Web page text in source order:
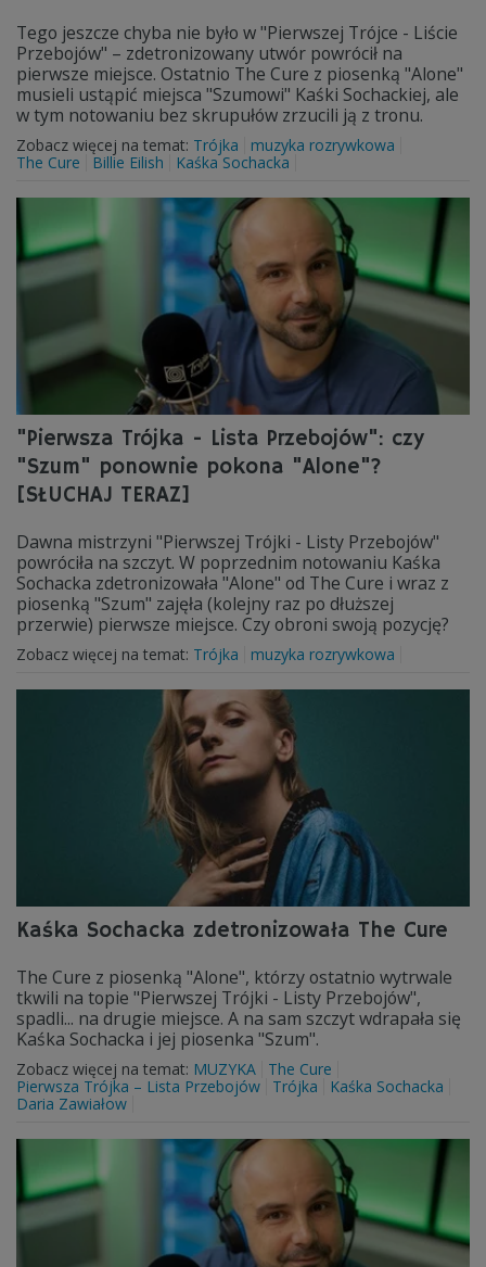
Tego jeszcze chyba nie było w "Pierwszej Trójce - Liście
Przebojów" – zdetronizowany utwór powrócił na
pierwsze miejsce. Ostatnio The Cure z piosenką "Alone"
musieli ustąpić miejsca "Szumowi" Kaśki Sochackiej, ale
w tym notowaniu bez skrupułów zrzucili ją z tronu.
Zobacz więcej na temat: Trójka
muzyka rozrywkowa
The Cure
Billie Eilish Kaśka Sochacka
"Pierwsza Trójka - Lista Przebojów": czy
"Szum" ponownie pokona "Alone"?
[SŁUCHAJ TERAZ]
Dawna mistrzyni "Pierwszej Trójki - Listy Przebojów"
powróciła na szczyt. W poprzednim notowaniu Kaśka
Sochacka zdetronizowała "Alone" od The Cure i wraz z
piosenką "Szum" zajęła (kolejny raz po dłuższej
przerwie) pierwsze miejsce. Czy obroni swoją pozycję?
Zobacz więcej na temat: Trójka muzyka rozrywkowa
Kaśka Sochacka zdetronizowała The Cure
The Cure z piosenką "Alone", którzy ostatnio wytrwale
tkwili na topie "Pierwszej Trójki - Listy Przebojów",
spadli... na drugie miejsce. A na sam szczyt wdrapała się
Kaśka Sochacka i jej piosenka "Szum".
Zobacz więcej na temat: MUZYKA
The Cure
Pierwsza Trójka – Lista Przebojów
Trójka
Kaśka Sochacka
Daria Zawiałow